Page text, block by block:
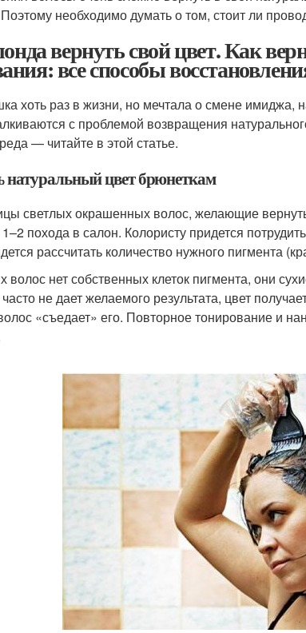
необходимо думать о том, стоит ли
вернуть свой цвет. Как
все способы
хоть раз в жизни, но мечтала о смене имиджа,
с проблемой возвращения
— читайте в этой статье.
натуральный цвет брюнеткам
светлых окрашенных волос, желающие
похода в салон. Колористу придется
рассчитать количество нужного пигмента
волос нет собственных клеток пигмента, они
не дает желаемого результата, цвет
«съедает» его. Повторное тонирование и